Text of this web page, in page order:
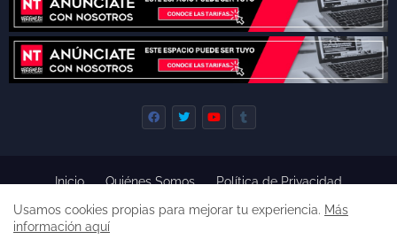
Inicio Quiénes Somos
Política de Privacidad
Derecho de Réplica
Términos y Condiciones de Uso
Usamos cookies propias para mejorar tu experiencia. Más
información aquí